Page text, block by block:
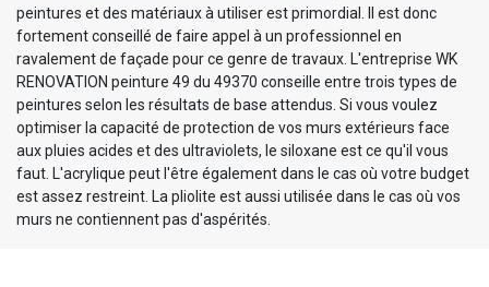
peintures et des matériaux à utiliser est primordial. Il est donc
fortement conseillé de faire appel à un professionnel en
ravalement de façade pour ce genre de travaux. L'entreprise WK
RENOVATION peinture 49 du 49370 conseille entre trois types de
peintures selon les résultats de base attendus. Si vous voulez
optimiser la capacité de protection de vos murs extérieurs face
aux pluies acides et des ultraviolets, le siloxane est ce qu'il vous
faut. L'acrylique peut l'être également dans le cas où votre budget
est assez restreint. La pliolite est aussi utilisée dans le cas où vos
murs ne contiennent pas d'aspérités.